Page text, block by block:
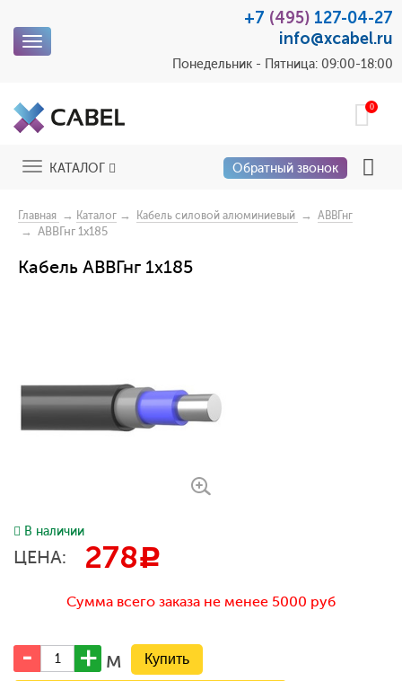
Toggle
+7 (495) 127-04-27
info@xcabel.ru
Понедельник - Пятница: 09:00-18:00
0
ToggleКАТАЛОГ Обратный звонок
Главная → Каталог → Кабель силовой алюминиевый → АВВГнг
→ АВВГнг 1x185
Кабель АВВГнг 1x185
В наличии
ЦЕНА: 278c
Сумма всего заказа не менее 5000 руб
м